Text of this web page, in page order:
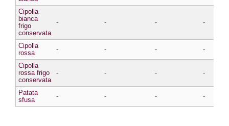
Cipolla
bianca
frigo
conservata
- - - -
Cipolla
rossa
- - - -
Cipolla
rossa frigo
conservata
- - - -
Patata
sfusa
- - - -